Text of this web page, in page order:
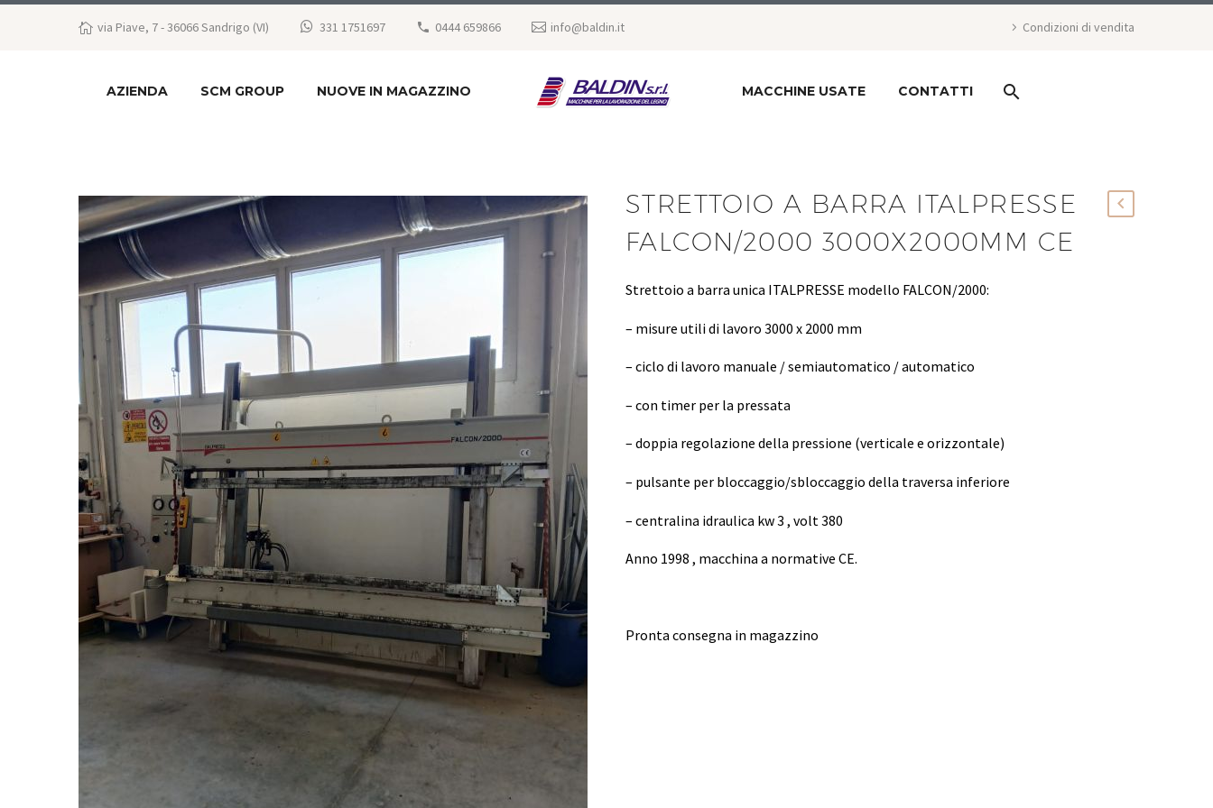
via Piave, 7 - 36066 Sandrigo (VI) 331 1751697 0444 659866 info@baldin.it Condizioni di vendita
AZIENDA SCM GROUP NUOVE IN MAGAZZINO MACCHINE USATE CONTATTI
STRETTOIO A BARRA ITALPRESSE
FALCON/2000 3000X2000MM CE
Strettoio a barra unica ITALPRESSE modello FALCON/2000:
– misure utili di lavoro 3000 x 2000 mm
– ciclo di lavoro manuale / semiautomatico / automatico
– con timer per la pressata
– doppia regolazione della pressione (verticale e orizzontale)
– pulsante per bloccaggio/sbloccaggio della traversa inferiore
– centralina idraulica kw 3 , volt 380
Anno 1998 , macchina a normative CE.
Pronta consegna in magazzino